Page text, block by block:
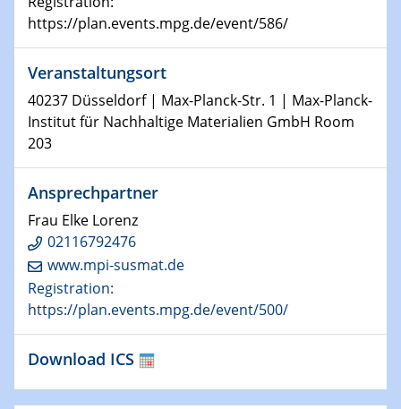
22.01.2025
HyMission Short Talks
29.01.2025
Physikalisches Kolloquium
Decoding mRNA translation: Computational and
experimental approaches to understanding gene
29.01.2025
GDCh Kolloquium
The Cation Shuffle
30.01.2025
WIN & CENIDE Seminar Series on 2D-
MATURE
30.01.2025
Talk Prof. Erwin Reisner
https://plan.events.mpg.de/event/586/
Veranstaltungsort
40237 Düsseldorf | Max-Planck-Str. 1 | Max-Planck-
Institut für Nachhaltige Materialien GmbH Room
203
Ansprechpartner
Frau Elke Lorenz
02116792476
www.mpi-susmat.de
Registration:
https://plan.events.mpg.de/event/500/
Download ICS